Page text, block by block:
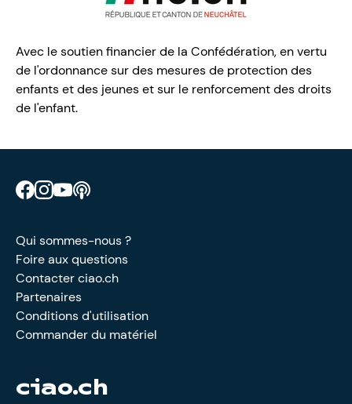
Avec le soutien financier de la Confédération, en vertu
de l'ordonnance sur des mesures de protection des
enfants et des jeunes et sur le renforcement des droits
de l'enfant.
Retrouve CIAO sur Facebook
Retrouve CIAO sur Instagram
Retrouve CIAO sur YouTube
Qui sommes-nous ?
Foire aux questions
Contacter ciao.ch
Partenaires
Conditions d'utilisation
Commander du matériel
ciao.ch